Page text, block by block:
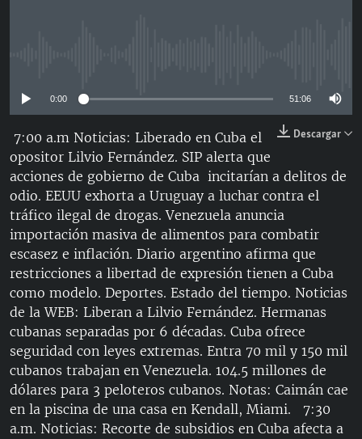
búsqueda
OPINIÓN GRÁFICA
AUDIOVISUALES MARTÍ
RADIO MARTÍ
ESPECIALES
ESPECIALES
LA REALIDAD DE LA VIVIENDA EN CUBA
SER VIEJO EN CUBA
KENTU-CUBANO
LOS SANTOS DE HIALEAH
DESINFORMACIÓN RUSA EN AMÉRICA LATINA
LA INVASIÓN DE RUSIA A UCRANIA
MULTIMEDIA
EDITORIALES
SÍGUENOS
0:00 51:06
Descargar
7:00 a.m Noticias: Liberado en Cuba el
opositor Lilvio Fernández. SIP alerta que
acciones de gobierno de Cuba incitarían a delitos de
odio. EEUU exhorta a Uruguay a luchar contra el
tráfico ilegal de drogas. Venezuela anuncia
importación masiva de alimentos para combatir
escasez e inflación. Diario argentino afirma que
restricciones a libertad de expresión tienen a Cuba
como modelo. Deportes. Estado del tiempo. Noticias
de la WEB: Liberan a Lilvio Fernández. Hermanas
cubanas separadas por 6 décadas. Cuba ofrece
seguridad con leyes extremas. Entra 70 mil y 150 mil
cubanos trabajan en Venezuela. 104.5 millones de
dólares para 3 peloteros cubanos. Notas: Caimán cae
en la piscina de una casa en Kendall, Miami. 7:30
a.m. Noticias: Recorte de subsidios en Cuba afecta a